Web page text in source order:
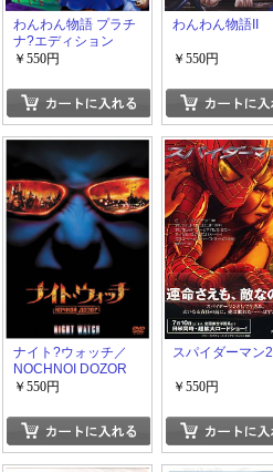
わんわん物語 プラチ
ナ?エディション
￥550円
わんわん物語II
￥550円
ナイト?ウォッチ／
NOCHNOI DOZOR
￥550円
スパイダーマン2
￥550円